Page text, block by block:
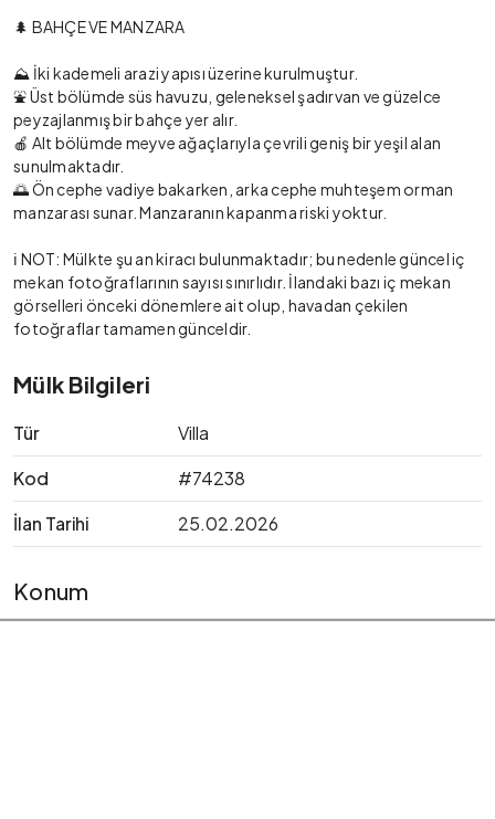
🌲 BAHÇE VE MANZARA
⛰️ İki kademeli arazi yapısı üzerine kurulmuştur.
⛲ Üst bölümde süs havuzu, geleneksel şadırvan ve güzelce
peyzajlanmış bir bahçe yer alır.
🍎 Alt bölümde meyve ağaçlarıyla çevrili geniş bir yeşil alan
sunulmaktadır.
🌅 Ön cephe vadiye bakarken, arka cephe muhteşem orman
manzarası sunar. Manzaranın kapanma riski yoktur.
ℹ️ NOT: Mülkte şu an kiracı bulunmaktadır; bu nedenle güncel iç
mekan fotoğraflarının sayısı sınırlıdır. İlandaki bazı iç mekan
görselleri önceki dönemlere ait olup, havadan çekilen
fotoğraflar tamamen günceldir.
Mülk Bilgileri
Tür
Villa
Kod
#74238
İlan Tarihi
25.02.2026
Konum